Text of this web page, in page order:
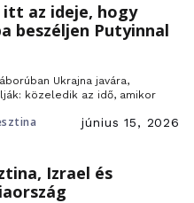
itt az ideje, hogy
beszéljen Putyinnal
Ukrajna javára,
közeledik az idő, amikor
június 15, 2026
Izrael és